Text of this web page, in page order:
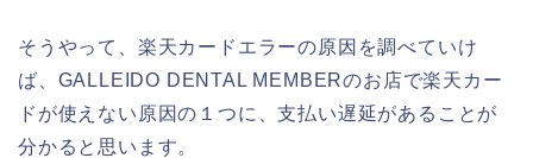
そうやって、楽天カードエラーの原因を調べていけ
ば、GALLEIDO DENTAL MEMBERのお店で楽天カー
ドが使えない原因の１つに、支払い遅延があることが
分かると思います。